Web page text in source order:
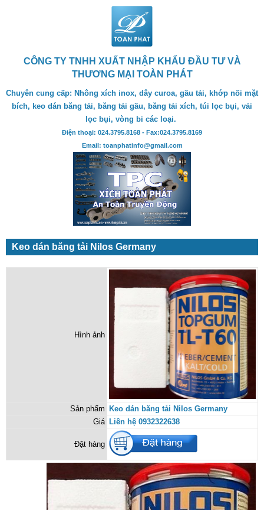
CÔNG TY TNHH XUẤT NHẬP KHẨU ĐẦU TƯ VÀ
THƯƠNG MẠI TOÀN PHÁT
Chuyên cung cấp: Nhông xích inox, dây curoa, gầu tải, khớp nối mặt
bích, keo dán băng tải, băng tải gầu, băng tải xích, túi lọc bụi, vải
lọc bụi, vòng bi các loại.
Điện thoại: 024.3795.8168 - Fax:024.3795.8169
Email: toanphatinfo@gmail.com
Keo dán băng tải Nilos Germany
Hình ảnh
Sản phẩm
Keo dán băng tải Nilos Germany
Giá Liên hệ 0932322638
Đặt hàng